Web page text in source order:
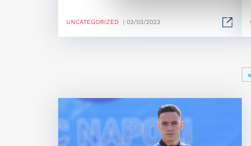
UNCATEGORIZED | 03/03/2023